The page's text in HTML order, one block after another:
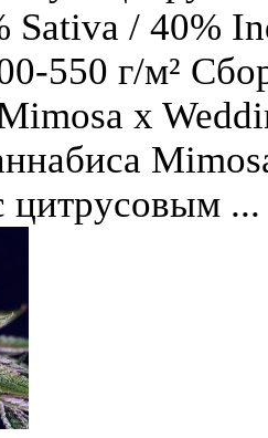
Sativa / 40%
550 г/м²
x
цитрусовым ...